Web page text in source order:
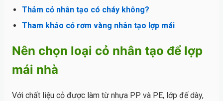
Thảm cỏ nhân tạo có cháy không?
Tham khảo cỏ rơm vàng nhân tạo lợp mái
Nên chọn loại cỏ nhân tạo để lợp
mái nhà
Với chất liệu cỏ được làm từ nhựa PP và PE, lớp đế dày,